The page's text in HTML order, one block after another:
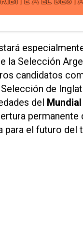
la Selección
candidatos
de
del Mundial
permanente
para el futuro del